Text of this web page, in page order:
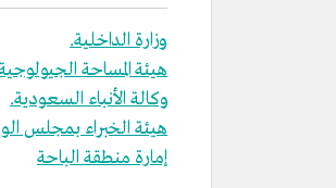
وزارة الداخلية.
هيئة المساحة
وكالة الأنباء السعودية.
هيئة الخبراء بمجلس
إمارة منطقة الباحة